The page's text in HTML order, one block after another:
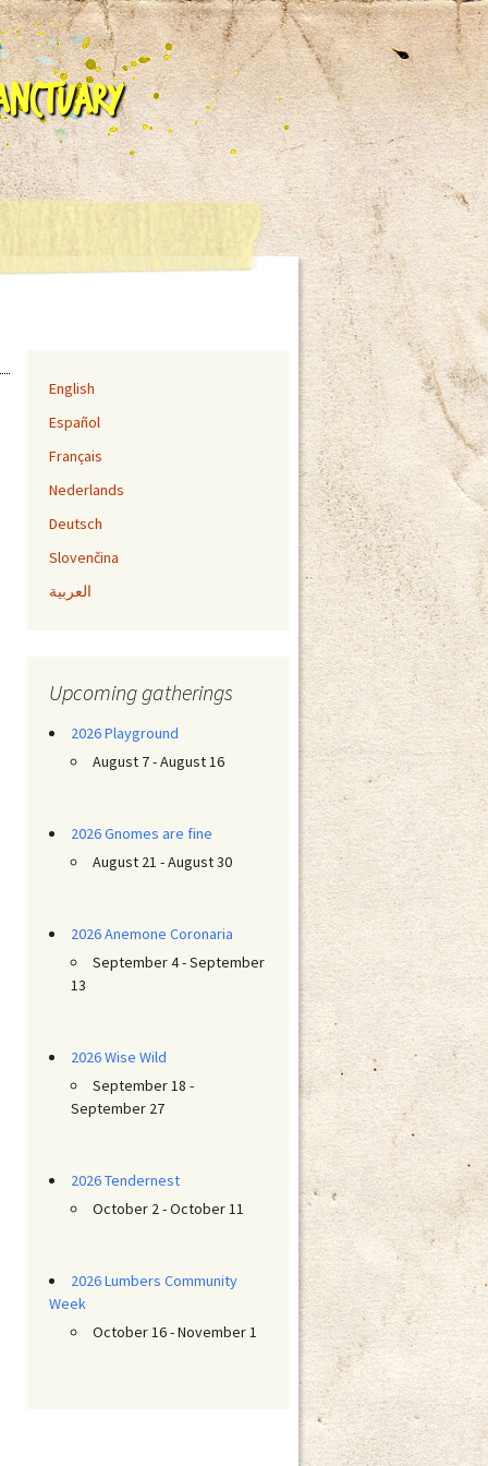
English
Español
Français
Nederlands
Deutsch
Slovenčina
العربية
Upcoming gatherings
2026 Playground
August 7 - August 16
2026 Gnomes are fine
August 21 - August 30
2026 Anemone Coronaria
September 4 - September
13
2026 Wise Wild
September 18 -
September 27
2026 Tendernest
October 2 - October 11
2026 Lumbers Community
Week
October 16 - November 1